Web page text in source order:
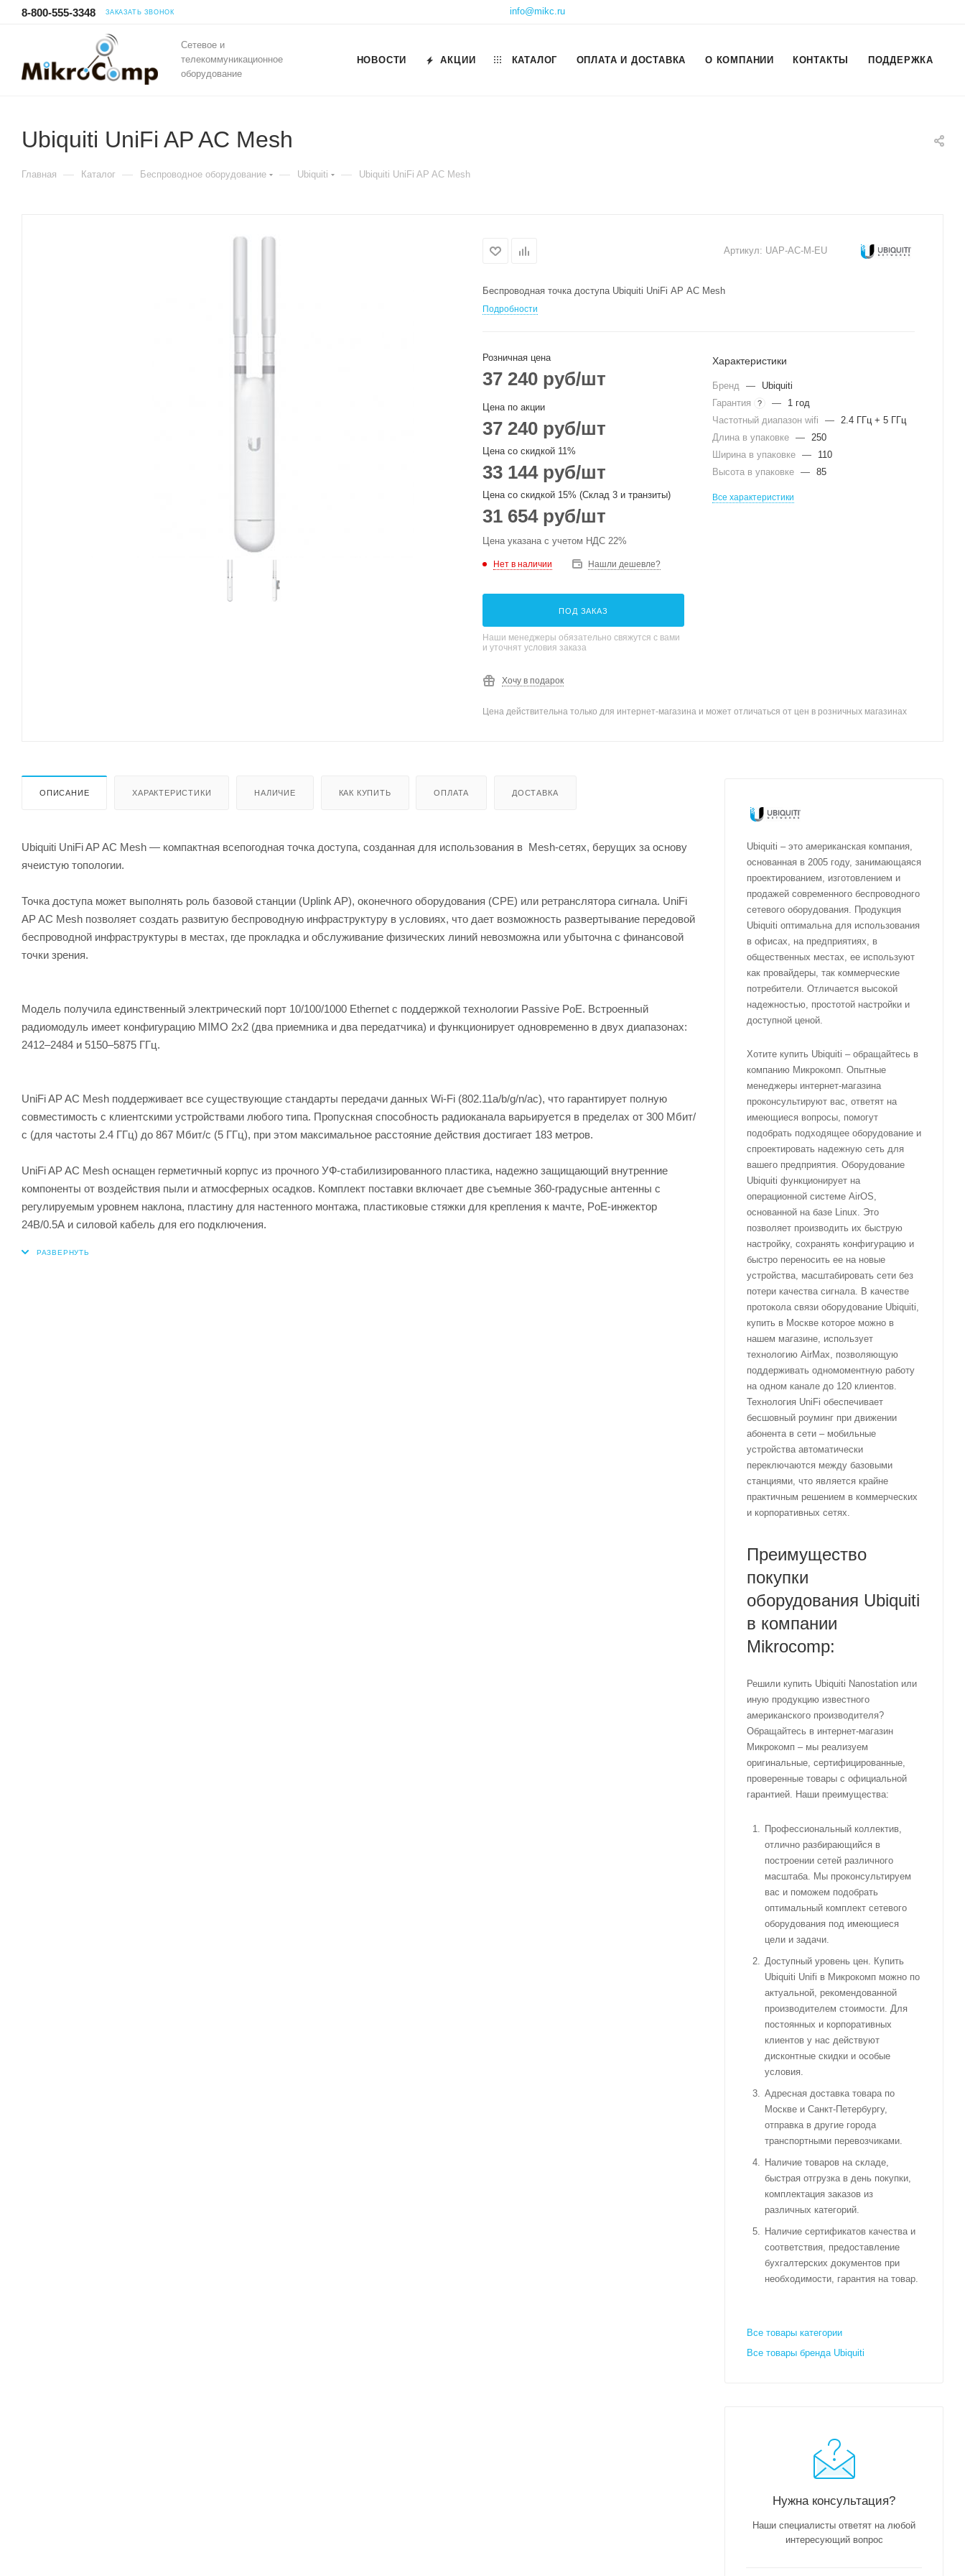
8-800-555-3348 ЗАКАЗАТЬ ЗВОНОК info@mikc.ru
Сетевое и
телекоммуникационное
оборудование
НОВОСТИ АКЦИИ КАТАЛОГ ОПЛАТА И ДОСТАВКА О КОМПАНИИ КОНТАКТЫ ПОДДЕРЖКА
Ubiquiti UniFi AP AC Mesh
Главная — Каталог — Беспроводное оборудование — Ubiquiti — Ubiquiti UniFi AP AC Mesh
Артикул: UAP-AC-M-EU
Беспроводная точка доступа Ubiquiti UniFi AP AC Mesh
Подробности
Розничная цена
37 240 руб/шт
Цена по акции
37 240 руб/шт
Цена со скидкой 11%
33 144руб/шт
Цена со скидкой 15% (Склад 3 и транзиты)
31 654руб/шт
Цена указана с учетом НДС 22%
Нет в наличии Нашли дешевле?
ПОД ЗАКАЗ
Наши менеджеры обязательно свяжутся с вами
и уточнят условия заказа
Хочу в подарок
Характеристики
Бренд —
Ubiquiti
Гарантия
? —
1 год
Частотный диапазон wifi
— 2.4 ГГц + 5 ГГц
Длина в упаковке — 250
Ширина в упаковке —
110
Высота в упаковке — 85
Все характеристики
Цена действительна только для интернет-магазина и может отличаться от цен в розничных магазинах
ОПИСАНИЕ ХАРАКТЕРИСТИКИ НАЛИЧИЕ КАК КУПИТЬ ОПЛАТА ДОСТАВКА
Ubiquiti UniFi AP AC Mesh — компактная всепогодная точка доступа, созданная для использования в Mesh-сетях, берущих за основу
ячеистую топологии.
Точка доступа может выполнять роль базовой станции (Uplink AP), оконечного оборудования (CPE) или ретранслятора сигнала. UniFi
AP AC Mesh позволяет создать развитую беспроводную инфраструктуру в условиях, что дает возможность развертывание передовой
беспроводной инфраструктуры в местах, где прокладка и обслуживание физических линий невозможна или убыточна с финансовой
точки зрения.
Модель получила единственный электрический порт 10/100/1000 Ethernet с поддержкой технологии Passive PoE. Встроенный
радиомодуль имеет конфигурацию MIMO 2x2 (два приемника и два передатчика) и функционирует одновременно в двух диапазонах:
2412–2484 и 5150–5875 ГГц.
UniFi AP AC Mesh поддерживает все существующие стандарты передачи данных Wi-Fi (802.11a/b/g/n/ac), что гарантирует полную
совместимость с клиентскими устройствами любого типа. Пропускная способность радиоканала варьируется в пределах от 300 Мбит/
с (для частоты 2.4 ГГц) до 867 Мбит/с (5 ГГц), при этом максимальное расстояние действия достигает 183 метров.
UniFi AP AC Mesh оснащен герметичный корпус из прочного УФ-стабилизированного пластика, надежно защищающий внутренние
компоненты от воздействия пыли и атмосферных осадков. Комплект поставки включает две съемные 360-градусные антенны с
регулируемым уровнем наклона, пластину для настенного монтажа, пластиковые стяжки для крепления к мачте, PoE-инжектор
24В/0.5А и силовой кабель для его подключения.
Ubiquiti – это американская компания,
основанная в 2005 году, занимающаяся
проектированием, изготовлением и
продажей современного беспроводного
сетевого оборудования. Продукция
Ubiquiti оптимальна для использования
в офисах, на предприятиях, в
общественных местах, ее используют
как провайдеры, так коммерческие
потребители. Отличается высокой
надежностью, простотой настройки и
доступной ценой.
Хотите купить Ubiquiti – обращайтесь в
компанию Микрокомп. Опытные
менеджеры интернет-магазина
проконсультируют вас, ответят на
имеющиеся вопросы, помогут
подобрать подходящее оборудование и
спроектировать надежную сеть для
вашего предприятия. Оборудование
Ubiquiti функционирует на
операционной системе AirOS,
основанной на базе Linux. Это
позволяет производить их быструю
настройку, сохранять конфигурацию и
быстро переносить ее на новые
устройства, масштабировать сети без
потери качества сигнала. В качестве
протокола связи оборудование Ubiquiti,
купить в Москве которое можно в
нашем магазине, использует
технологию AirMax, позволяющую
поддерживать одномоментную работу
на одном канале до 120 клиентов.
Технология UniFi обеспечивает
бесшовный роуминг при движении
абонента в сети – мобильные
устройства автоматически
переключаются между базовыми
станциями, что является крайне
практичным решением в коммерческих
и корпоративных сетях.
Преимущество
покупки
оборудования Ubiquiti
в компании
Mikrocomp:
Решили купить Ubiquiti Nanostation или
иную продукцию известного
американского производителя?
Обращайтесь в интернет-магазин
Микрокомп – мы реализуем
оригинальные, сертифицированные,
проверенные товары с официальной
гарантией. Наши преимущества:
Профессиональный коллектив,
отлично разбирающийся в
построении сетей различного
масштаба. Мы проконсультируем
вас и поможем подобрать
оптимальный комплект сетевого
оборудования под имеющиеся
цели и задачи.
Доступный уровень цен. Купить
Ubiquiti Unifi в Микрокомп можно по
актуальной, рекомендованной
производителем стоимости. Для
постоянных и корпоративных
клиентов у нас действуют
дисконтные скидки и особые
условия.
Адресная доставка товара по
Москве и Санкт-Петербургу,
отправка в другие города
транспортными перевозчиками.
Наличие товаров на складе,
быстрая отгрузка в день покупки,
комплектация заказов из
различных категорий.
Наличие сертификатов качества и
соответствия, предоставление
бухгалтерских документов при
необходимости, гарантия на товар.
Все товары категории
Все товары бренда Ubiquiti
Нужна консультация?
Наши специалисты ответят на любой
интересующий вопрос